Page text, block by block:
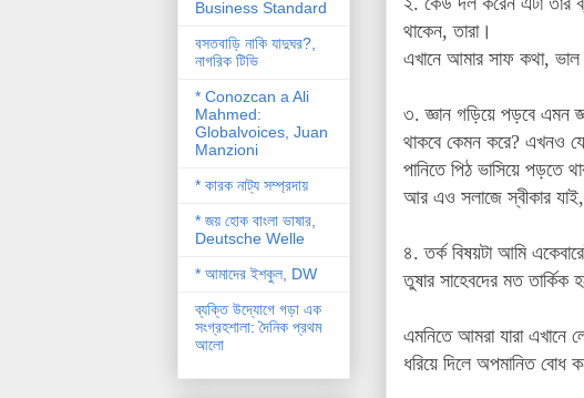
থাকেন, তারা।
এখানে আমার সাফ কথা, ভাল
৩. জ্ঞান গড়িয়ে পড়বে এমন
থাকবে কেমন করে? এখনও
পানিতে পিঠ ভাসিয়ে পড়তে
আর এও সলাজে স্বীকার যাই,
৪. তর্ক বিষয়টা আমি
তুষার সাহেবদের মত তার্কিক
এমনিতে আমরা যারা এখানে
ধরিয়ে দিলে অপমানিত
Business Standard
বসতবাড়ি নাকি যাদুঘর?,
নাগরিক টিভি
* Conozcan a Ali
Mahmed:
Globalvoices, Juan
Manzioni
* কারক নাট্য সম্প্রদায়
* জয় হোক বাংলা ভাষার,
Deutsche Welle
* আমাদের ইশকুল, DW
ব্যক্তি উদ্যোগে গড়া এক
সংগ্রহশালা: দৈনিক প্রথম
আলো